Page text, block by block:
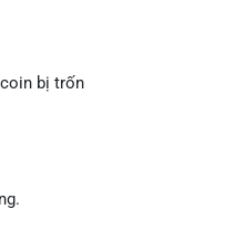
mạnh nếu không có thêm các
một giao dịch đơn lẻ, hãy kết
quyết định hợp lý.
bị trốn